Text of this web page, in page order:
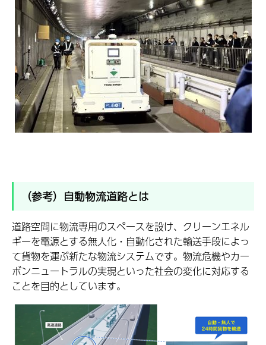
（参考）自動物流道路とは
道路空間に物流専用のスペースを設け、クリーンエネル
ギーを電源とする無人化・自動化された輸送手段によっ
て貨物を運ぶ新たな物流システムです。物流危機やカー
ボンニュートラルの実現といった社会の変化に対応する
ことを目的としています。